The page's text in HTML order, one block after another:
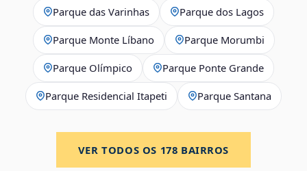
Parque das Varinhas Parque dos Lagos
Parque Monte Líbano Parque Morumbi
Parque Olímpico Parque Ponte Grande
Parque Residencial Itapeti Parque Santana
VER TODOS OS 178 BAIRROS